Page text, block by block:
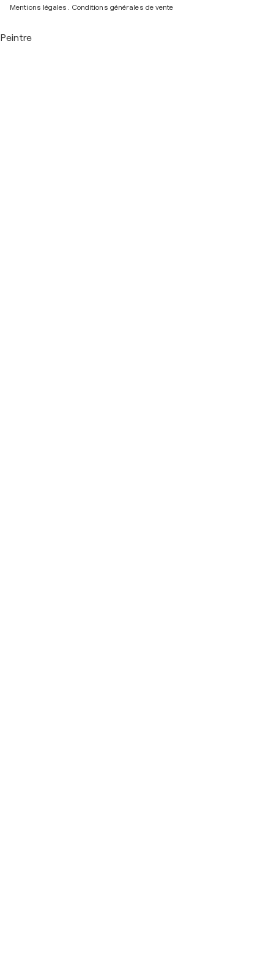
Mentions légales. Conditions générales de vente
Peintre